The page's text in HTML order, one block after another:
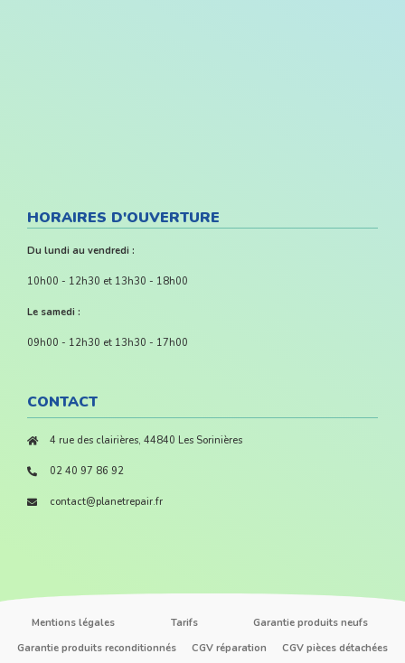
HORAIRES D'OUVERTURE
Du lundi au vendredi :
10h00 - 12h30 et 13h30 - 18h00
Le samedi :
09h00 - 12h30 et 13h30 - 17h00
CONTACT
4 rue des clairières, 44840 Les Sorinières
02 40 97 86 92
contact@planetrepair.fr
Mentions légales Tarifs
Garantie produits neufs
Garantie produits reconditionnés
CGV réparation CGV pièces détachées